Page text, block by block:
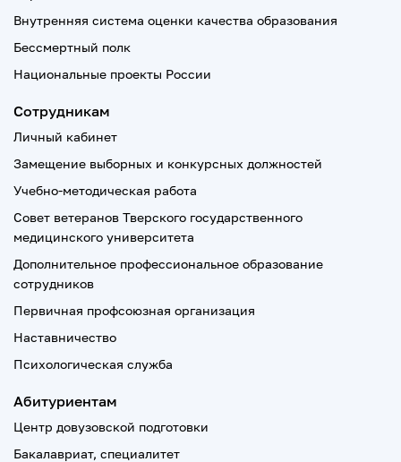
Внутренняя система оценки качества образования
Бессмертный полк
Национальные проекты России
Сотрудникам
Личный кабинет
Замещение выборных и конкурсных должностей
Учебно-методическая работа
Совет ветеранов Тверского государственного
медицинского университета
Дополнительное профессиональное образование
сотрудников
Первичная профсоюзная организация
Наставничество
Психологическая служба
Абитуриентам
Центр довузовской подготовки
Бакалавриат, специалитет